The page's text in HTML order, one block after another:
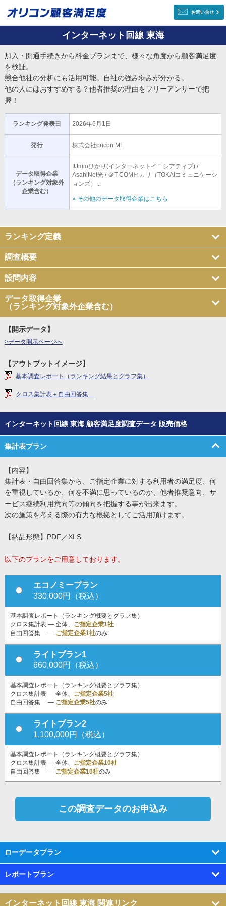
お問い合せ
インターネット回線 東海
加入・開通手続きから料金プランまで、様々な角度から顧客満足度
を検証。
競合他社の分析にも活用可能。自社の強み弱みが分かる。
他の人にはおすすめする？他者推奨の理由をフリーアンサーで把
握！
ランキング発表日 2026年6月1日
発行 株式会社oricon ME
データ取得企業
（ランキング対象外
企業含む）
IIJmioひかり(インターネットイニシアティブ) /
AsahiNet光 / ＠T COMヒカリ（TOKAIコミュニケーシ
ョンズ）...
» その他のデータ取得企業はこちら
ランキング定義
調査概要
設問内容
データ取得企業
（ランキング対象外企業含む）
【開示データ】
>データ開示ページへ
【アウトプットイメージ】
基本調査レポート（ランキング結果とグラフ集）
クロス集計表＋自由回答集
インターネット回線 東海 顧客満足度調査データ 販売価格
集計表プラン
【内容】
集計表・自由回答集から、ご指定企業に対する利用者の満足度、何
を重視しているか、何を不満に思っているのか、他者推奨意向、サ
ービス継続利用意向等の傾向を把握する事が出来ます。
次の施策を考える際の有力な根拠としてご活用頂けます。
【納品形態】PDF／XLS
以下のプランをご用意しております。
エコノミープラン
330,000円（税込）
基本調査レポート（ランキング概要とグラフ集）
クロス集計表 ― 全体、 ご指定企業1社
自由回答集 ― ご指定企業1社のみ
ライトプラン1
660,000円（税込）
基本調査レポート（ランキング概要とグラフ集）
クロス集計表 ― 全体、 ご指定企業5社
自由回答集 ― ご指定企業5社のみ
ライトプラン2
1,100,000円（税込）
基本調査レポート（ランキング概要とグラフ集）
クロス集計表 ― 全体、 ご指定企業10社
自由回答集 ― ご指定企業10社のみ
ローデータプラン
レポートプラン
インターネット回線 東海 関連リンク